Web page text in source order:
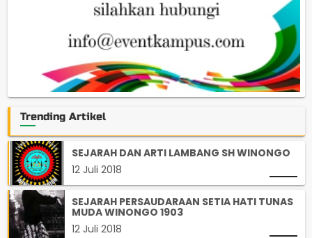
Trending Artikel
SEJARAH DAN ARTI LAMBANG SH WINONGO
12 Juli 2018
SEJARAH PERSAUDARAAN SETIA HATI TUNAS
MUDA WINONGO 1903
12 Juli 2018